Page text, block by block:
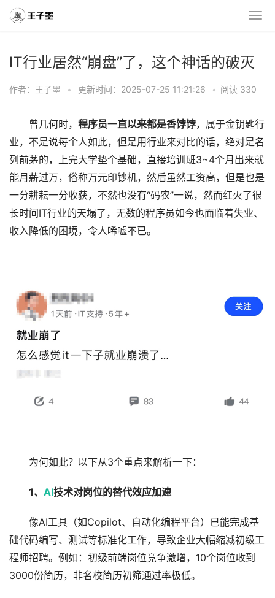
IT行业居然“崩盘”了，这个神话的破灭
作者：王子墨 • 更新时间：2025-07-25 11:21:26 • 阅读 330
曾几何时， 程序员一直以来都是香饽饽，属于金钥匙行
业，不是说每个人如此，但是用行业来对比的话，绝对是名
列前茅的，上完大学垫个基础，直接培训班3~4个月出来就
能月薪过万，俗称万元印钞机，然后虽然工资高，但是也是
一分耕耘一分收获，不然也没有“码农”一说，然而红火了很
长时间IT行业的天塌了，无数的程序员如今也面临着失业、
收入降低的困境，令人唏嘘不已。
为何如此？以下从3个重点来解析一下：
1、 AI技术对岗位的替代效应加速
像AI工具（如Copilot、自动化编程平台）已能完成基
础代码编写、测试等标准化工作，导致企业大幅缩减初级工
程师招聘。例如：初级前端岗位竞争激增，10个岗位收到
3000份简历，非名校简历初筛通过率极低。